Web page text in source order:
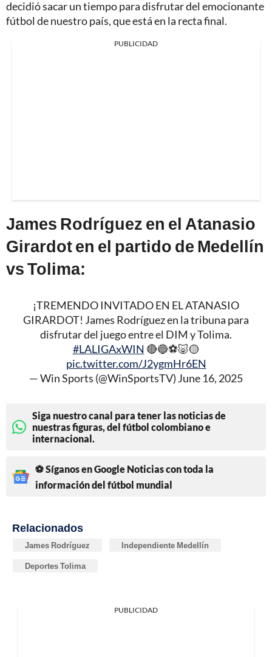
decidió sacar un tiempo para disfrutar del emocionante
fútbol de nuestro país, que está en la recta final.
PUBLICIDAD
James Rodríguez en el Atanasio
Girardot en el partido de Medellín
vs Tolima:
¡TREMENDO INVITADO EN EL ATANASIO
GIRARDOT! James Rodríguez en la tribuna para
disfrutar del juego entre el DIM y Tolima.
#LALIGAxWIN 🔴🔵⚽🐷🟡
pic.twitter.com/J2ygmHr6EN
— Win Sports (@WinSportsTV) June 16, 2025
Siga nuestro canal para tener las noticias de
nuestras figuras, del fútbol colombiano e
internacional.
⚽ Síganos en Google Noticias con toda la
información del fútbol mundial
Relacionados
James Rodríguez Independiente Medellín
Deportes Tolima
PUBLICIDAD